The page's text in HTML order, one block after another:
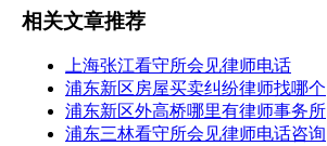
相关文章推荐
上海张江看守所会见律师电话
浦东新区房屋买卖纠纷律师找哪个
浦东新区外高桥哪里有律师事务所
浦东三林看守所会见律师电话咨询